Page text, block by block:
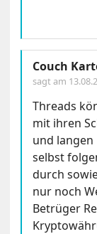
Couch
sagt am
Threads
mit ihren
und
selbst
durch
nur noch
Betrüger